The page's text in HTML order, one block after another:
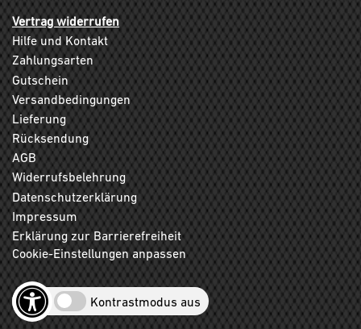
Vertrag widerrufen
Hilfe und Kontakt
Zahlungsarten
Gutschein
Versandbedingungen
Lieferung
Rücksendung
AGB
Widerrufsbelehrung
Datenschutzerklärung
Impressum
Erklärung zur Barrierefreiheit
Cookie-Einstellungen anpassen
Kontrastmodus aus